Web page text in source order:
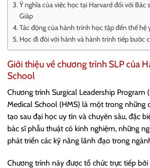
Ý nghĩa của việc học tại Harvard đối với Bác
Giáp
Tác động của hành trình học tập đến thế hệ
Học đi đôi với hành và hành trình tiếp bước
Giới thiệu về chương trình SLP của
School
Chương trình Surgical Leadership Program
Medical School (HMS) là một trong những
tạo sau đại học uy tín và chuyên sâu, đặc
bác sĩ phẫu thuật có kinh nghiệm, những
phát triển các kỹ năng lãnh đạo trong
Chương trình này được tổ chức trực tiếp bởi